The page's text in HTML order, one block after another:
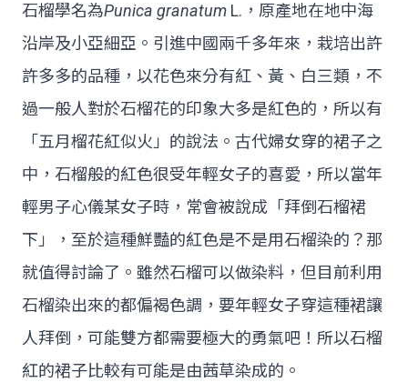
石榴學名為Punica granatum L.，原產地在地中海
沿岸及小亞細亞。引進中國兩千多年來，栽培出許
許多多的品種，以花色來分有紅、黃、白三類，不
過一般人對於石榴花的印象大多是紅色的，所以有
「五月榴花紅似火」的說法。古代婦女穿的裙子之
中，石榴般的紅色很受年輕女子的喜愛，所以當年
輕男子心儀某女子時，常會被說成「拜倒石榴裙
下」，至於這種鮮豔的紅色是不是用石榴染的？那
就值得討論了。雖然石榴可以做染料，但目前利用
石榴染出來的都偏褐色調，要年輕女子穿這種裙讓
人拜倒，可能雙方都需要極大的勇氣吧！所以石榴
紅的裙子比較有可能是由茜草染成的。